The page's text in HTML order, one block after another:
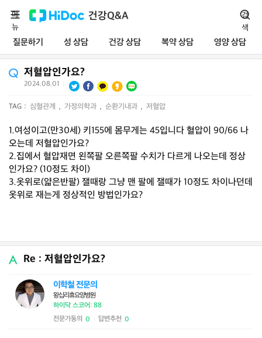
건강Q&A
질문하기 성 상담 건강 상담 복약 상담 영양 상담
메
뉴
검
색
저혈압인가요?
2024.08.01
TAG : 심혈관계 , 가정의학과 , 순환기내과 , 저혈압
1.여성이고(만30세) 키155에 몸무게는 45입니다 혈압이 90/66 나
오는데 저혈압인가요?
2.집에서 혈압재면 왼쪽팔 오른쪽팔 수치가 다르게 나오는데 정상
인가요? (10정도 차이)
3.옷위로(얇은반팔) 잴때랑 그냥 맨 팔에 잴때가 10정도 차이나던데
옷위로 재는게 정상적인 방법인가요?
Re : 저혈압인가요?
이학철 전문의
왕십리휴요양병원
하이닥 스코어: 88
전문가동의 0 답변추천 0